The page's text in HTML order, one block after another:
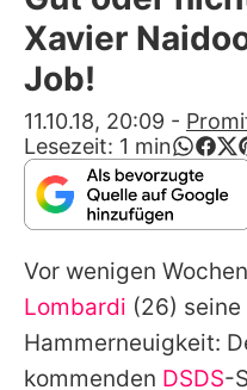
Alle
App
Xavier
Job!
11.10.18, 20:09 -
Lesezeit: 1 min
Vor wenigen
Lombardi (26)
Hammerneuigkeit:
kommenden DSDS-